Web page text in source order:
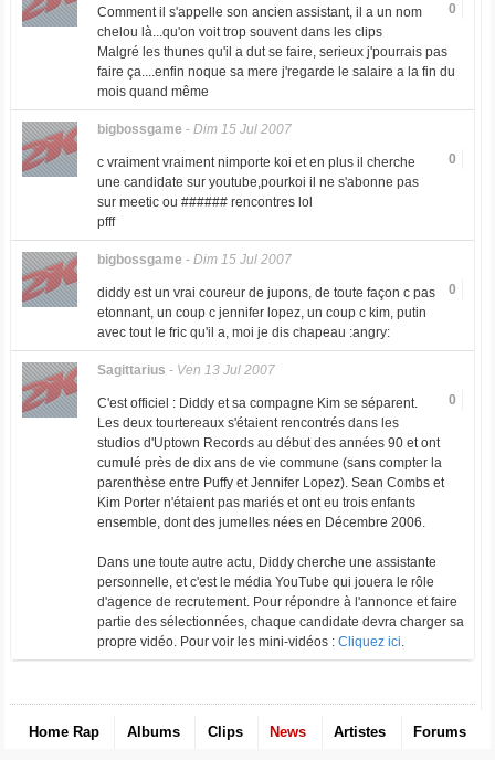
0
Comment il s'appelle son ancien assistant, il a un nom
chelou là...qu'on voit trop souvent dans les clips
Malgré les thunes qu'il a dut se faire, serieux j'pourrais pas
faire ça....enfin noque sa mere j'regarde le salaire a la fin du
mois quand même
bigbossgame - Dim 15 Jul 2007
0
c vraiment vraiment nimporte koi et en plus il cherche
une candidate sur youtube,pourkoi il ne s'abonne pas
sur meetic ou ###### rencontres lol
pfff
bigbossgame - Dim 15 Jul 2007
0
diddy est un vrai coureur de jupons, de toute façon c pas
etonnant, un coup c jennifer lopez, un coup c kim, putin
avec tout le fric qu'il a, moi je dis chapeau :angry:
Sagittarius - Ven 13 Jul 2007
0
C'est officiel : Diddy et sa compagne Kim se séparent.
Les deux tourtereaux s'étaient rencontrés dans les
studios d'Uptown Records au début des années 90 et ont
cumulé près de dix ans de vie commune (sans compter la
parenthèse entre Puffy et Jennifer Lopez). Sean Combs et
Kim Porter n'étaient pas mariés et ont eu trois enfants
ensemble, dont des jumelles nées en Décembre 2006.
Dans une toute autre actu, Diddy cherche une assistante
personnelle, et c'est le média YouTube qui jouera le rôle
d'agence de recrutement. Pour répondre à l'annonce et faire
partie des sélectionnées, chaque candidate devra charger sa
propre vidéo. Pour voir les mini-vidéos : Cliquez ici.
Home Rap Albums Clips News Artistes Forums